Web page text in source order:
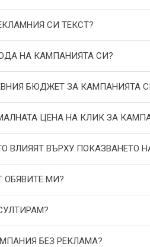
СИ ТЕКСТ?
НА КАМПАНИЯТА СИ?
БЮДЖЕТ ЗА КАМПАНИЯТА
ЦЕНА НА КЛИК ЗА
ВЛИЯЯТ ВЪРХУ ПОКАЗВАНЕТО
ОБЯВИТЕ МИ?
БЕЗ РЕКЛАМА?